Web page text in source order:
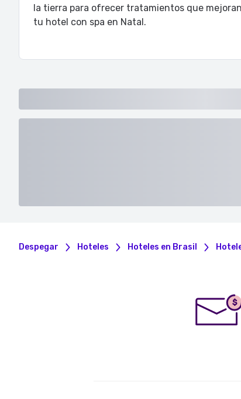
la tierra para ofrecer tratamientos que
tu hotel con spa en Natal.
Despegar Hoteles Hoteles en Brasil
$